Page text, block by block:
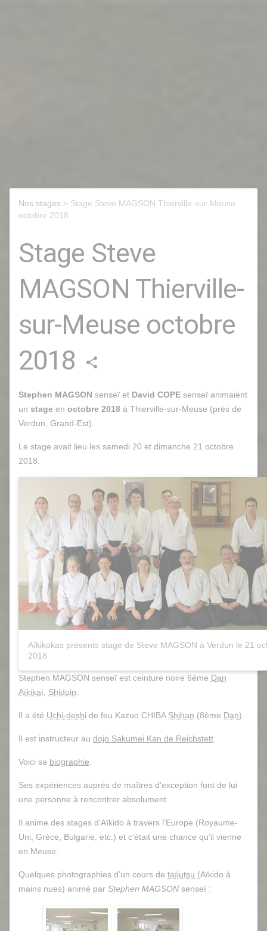
Nos stages > Stage Steve MAGSON Thierville-sur-Meuse
octobre 2018
Stage Steve
MAGSON Thierville-
sur-Meuse octobre
2018
share
Stephen MAGSON senseï et David COPE senseï animaient
un stage en octobre 2018 à Thierville-sur-Meuse (près de
Verdun, Grand-Est).
Le stage avait lieu les samedi 20 et dimanche 21 octobre
2018.
Aïkikokas présents stage de Steve MAGSON à Verdun le 21
2018
Stephen MAGSON senseï est ceinture noire 6ème Dan
Aïkikaï Shidoin
Il a été Uchi-deshi de feu Kazuo CHIBA Shihan (8ème Dan).
Il est instructeur au dojo Sakumei Kan de Reichstett
Voici sa biographie
Ses expériences auprès de maîtres d’exception font de lui
une personne à rencontrer absolument.
Il anime des stages d’Aïkido à travers l’Europe (Royaume-
Uni, Grèce, Bulgarie, etc.) et c’était une chance qu’il vienne
en Meuse.
Quelques photographies d’un cours de taïjutsu (Aïkido à
mains nues) animé par Stephen MAGSON senseï :